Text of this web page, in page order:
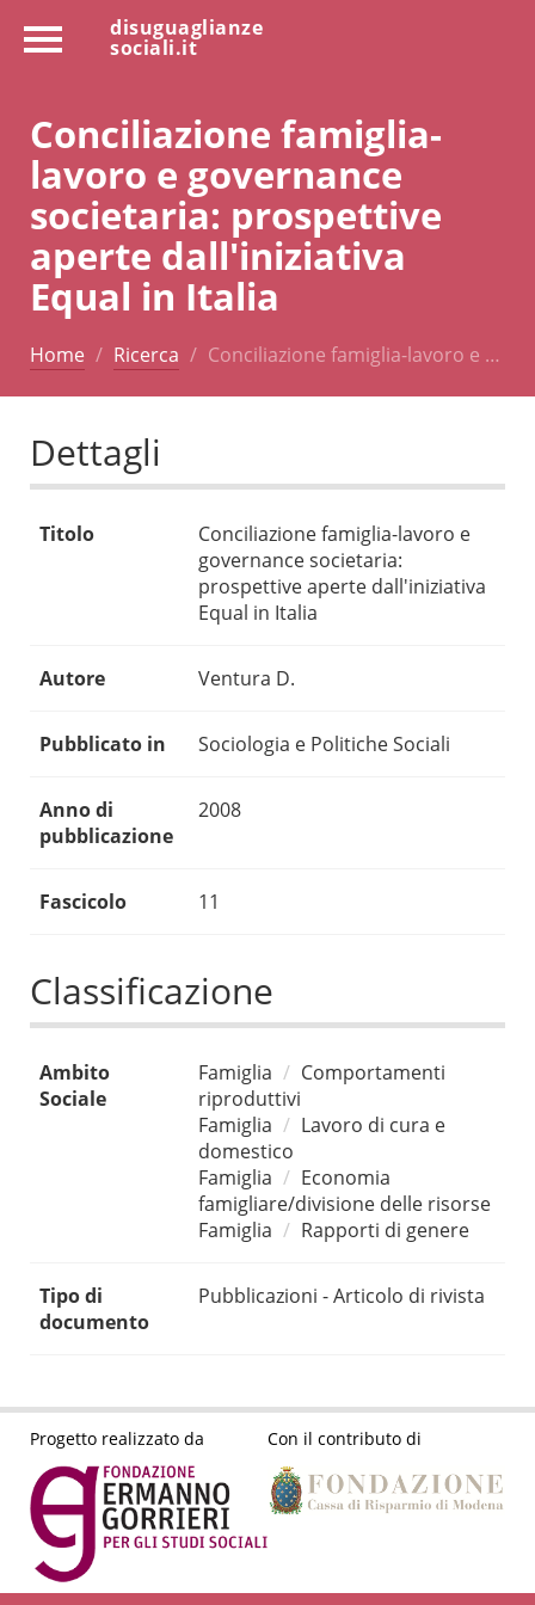
disuguaglianze
sociali.it
Conciliazione famiglia-
lavoro e governance
societaria: prospettive
aperte dall'iniziativa
Equal in Italia
Home Ricerca Conciliazione famiglia-lavoro e …
Dettagli
Titolo
Conciliazione famiglia-lavoro e
governance societaria:
prospettive aperte dall'iniziativa
Equal in Italia
Autore Ventura D.
Pubblicato in Sociologia e Politiche Sociali
Anno di
pubblicazione
2008
Fascicolo 11
Classificazione
Ambito
Sociale
Famiglia
Comportamenti
riproduttivi
Famiglia
Lavoro di cura e
domestico
Famiglia
Economia
famigliare/divisione delle risorse
Famiglia
Rapporti di genere
Tipo di
documento
Pubblicazioni - Articolo di rivista
Progetto realizzato da Con il contributo di